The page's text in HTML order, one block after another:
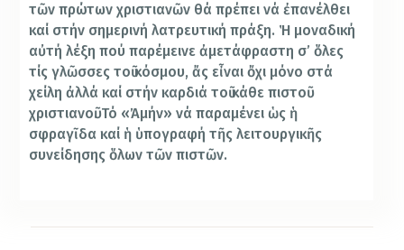
τῶν πρώτων χριστιανῶν θά πρέπει νά ἐπανέλθει
καί στήν σημερινή λατρευτική πράξη. Ἡ μοναδική
αὐτή λέξη πού παρέμεινε ἀμετάφραστη σ’ ὅλες
τίς γλῶσσες τοῦ κόσμου, ἄς εἶναι ὄχι μόνο στά
χείλη ἀλλά καί στήν καρδιά τοῦ κάθε πιστοῦ
χριστιανοῦ. Τό «Ἀμήν» νά παραμένει ὡς ἡ
σφραγῖδα καί ἡ ὑπογραφή τῆς λειτουργικῆς
συνείδησης ὅλων τῶν πιστῶν.